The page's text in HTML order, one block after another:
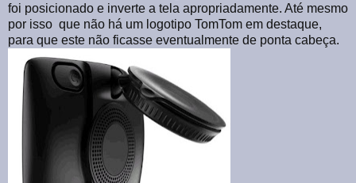
foi posicionado e inverte a tela apropriadamente. Até mesmo
por isso que não há um logotipo TomTom em destaque,
para que este não ficasse eventualmente de ponta cabeça.